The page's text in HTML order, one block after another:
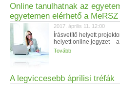
Online tanulhatnak az
egyetemen elérhető a MeRSZ
2017. április 11. 12:00
Írásvetítő helyett
helyett online jegyzet –
Tovább
A legviccesebb áprilisi tréfák